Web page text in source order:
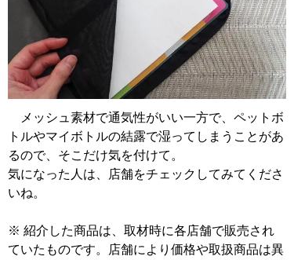
メッシュ素材で通気性がいい一方で、ペットボ
トルやマイボトルの結露で湿ってしまうことがあ
るので、そこだけ気を付けて。
気になった人は、店舗をチェックしてみてくださ
いね。
※ 紹介した商品は、取材時に各店舗で販売され
ていたものです。店舗により価格や取扱商品は異